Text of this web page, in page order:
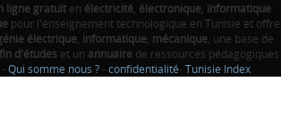
ligne gratuiten électricité, électronique, informatique
pour l'enseignement technologique en Tunisie et offre
électrique, informatique, mécanique, une base de
d'étudeset un annuairede ressources pédagogiques
- Qui somme nous ? - confidentialité- Tunisie Index